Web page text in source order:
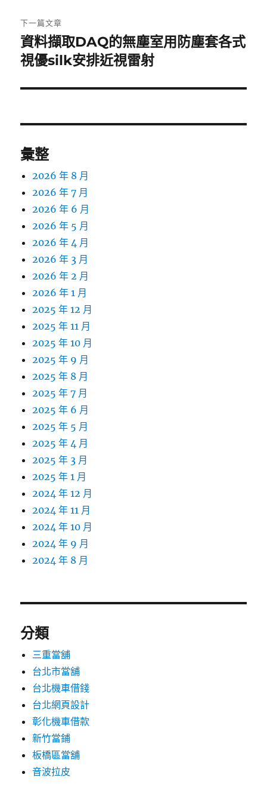
章:
下一篇文章
下
一
文
資料擷取DAQ的無塵室用防塵套各式
視優silk安排近視雷射
彙整
2026 年 8 月
2026 年 7 月
2026 年 6 月
2026 年 5 月
2026 年 4 月
2026 年 3 月
2026 年 2 月
2026 年 1 月
2025 年 12 月
2025 年 11 月
2025 年 10 月
2025 年 9 月
2025 年 8 月
2025 年 7 月
2025 年 6 月
2025 年 5 月
2025 年 4 月
2025 年 3 月
2025 年 1 月
2024 年 12 月
2024 年 11 月
2024 年 10 月
2024 年 9 月
2024 年 8 月
分類
三重當舖
台北市當舖
台北機車借錢
台北網頁設計
彰化機車借款
新竹當鋪
板橋區當舖
音波拉皮